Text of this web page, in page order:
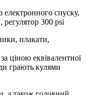
спуску,
регулятор 300 psi
плакати,
ціною еквівалентної
грають кулями